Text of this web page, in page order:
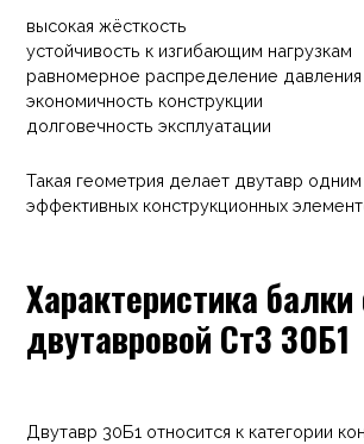
высокая жёсткость
устойчивость к изгибающим нагрузкам
равномерное распределение давления
экономичность конструкции
долговечность эксплуатации
Такая геометрия делает двутавр
эффективных конструкционных
Характеристика
двутавровой Ст3 30Б1
Двутавр 30Б1 относится к категории